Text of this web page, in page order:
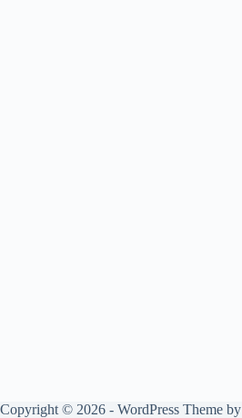
Copyright © 2026 - WordPress Theme by